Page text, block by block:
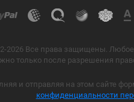
2026 Все права защищены.
только после разрешения
и отправляя на этом сайте
конфиденциальности